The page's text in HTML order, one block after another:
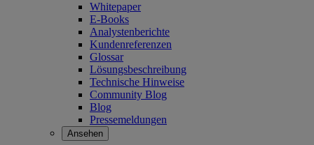
Whitepaper
E-Books
Analystenberichte
Kundenreferenzen
Glossar
Lösungsbeschreibung
Technische Hinweise
Community Blog
Blog
Pressemeldungen
Ansehen